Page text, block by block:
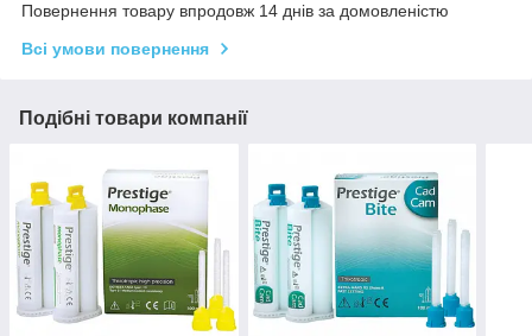
Повернення товару впродовж 14 днів за домовленістю
Всі умови повернення
Подібні товари компанії